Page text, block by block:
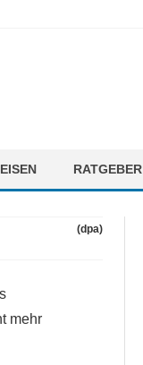
RATGEBER
(dpa)
mehr